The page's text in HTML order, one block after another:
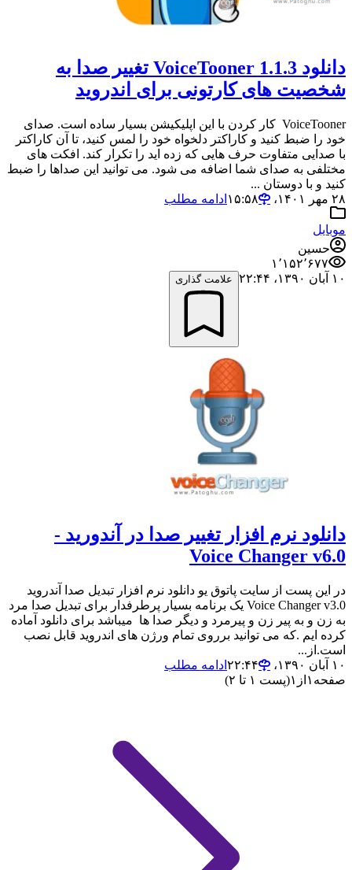
دانلود VoiceTooner 1.1.3 تغییر صدا به
شخصیت های کارتونی برای اندروید
VoiceTooner کار کردن با این اپلیکیشن بسیار ساده است. صدای
خود را ضبط کنید و کاراکتر دلخواه خود را لمس کنید، تا آن کاراکتر
با صدایی متفاوت حرف هایی که زده اید را تکرار کند. افکت های
مختلفی به صدای شما اضافه می شود. می توانید این صداها را ضبط
کنید و با دوستان ...
۲۸ مهر ۱۴۰۱،‏ ۱۵:۵۸
ادامه مطلب
موبایل
حسین
۱٬۱۵۲٬۶۷۷
۱۰ آبان ۱۳۹۰،‏ ۲۲:۴۴
علامت گذاری
دانلود نرم افزار تغییر صدا در آندورید -
Voice Changer v6.0
در این پست از سایت پاتوق یو دانلود نرم افزار تبدیل صدا آندروید
Voice Changer v3.0 یک برنامه بسیار پرطرفدار برای تبدیل صدا مرد
به زن و به پیر زن و پیرمرد و دیگر صدا ها میباشد برای دانلود آماده
کرده ایم .که می توانید برروی تمام ورژن های اندروید قابل نصب
است.از...
۱۰ آبان ۱۳۹۰،‏ ۲۲:۴۴
ادامه مطلب
صفحه ۱ از ۱(پست ۱ تا ۲)